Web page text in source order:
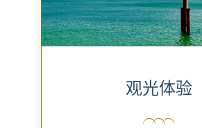
观光体验